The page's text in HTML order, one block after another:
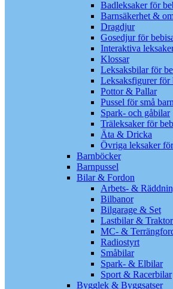
Badleksaker för
Barnsäkerhet &
Dragdjur
Gosedjur för
Interaktiva
Klossar
Leksaksbilar för
Leksaksfigurer för
Pottor & Pallar
Pussel för små barn
Spark- och gåbilar
Träleksaker för
Äta & Dricka
Övriga leksaker
Barnböcker
Barnpussel
Bilar & Fordon
Arbets- &
Bilbanor
Bilgarage & Set
Lastbilar &
MC- &
Radiostyrt
Småbilar
Spark- & Elbilar
Sport & Racerbilar
Bygglek & Byggsatser